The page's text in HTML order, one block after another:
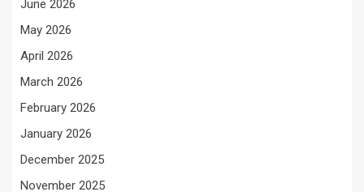
June 2026
May 2026
April 2026
March 2026
February 2026
January 2026
December 2025
November 2025